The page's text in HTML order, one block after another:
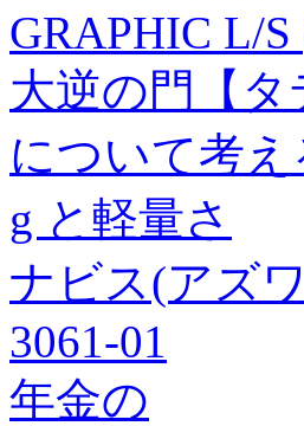
GRAPHIC L/
大逆の門【
について考え
g と軽量さ
ナビス(アズ
3061-01
年金の